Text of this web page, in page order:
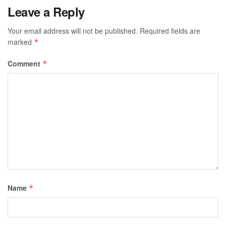
Leave a Reply
Your email address will not be published. Required fields are
marked *
Comment *
Name *